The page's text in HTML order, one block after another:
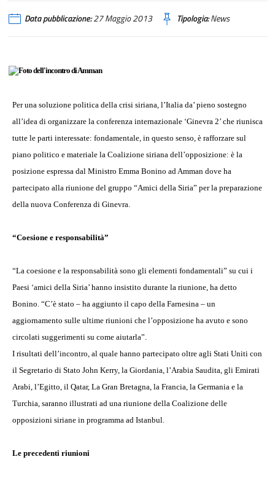
Data pubblicazione:27 Maggio 2013 Tipologia:News
Per una soluzione politica della crisi siriana, l’Italia da’ pieno sostegno
all’idea di organizzare la conferenza internazionale ‘Ginevra 2’ che riunisca
tutte le parti interessate: fondamentale, in questo senso, è rafforzare sul
piano politico e materiale la Coalizione siriana dell’opposizione: è la
posizione espressa dal Ministro Emma Bonino ad Amman dove ha
partecipato alla riunione del gruppo “Amici della Siria” per la preparazione
della nuova Conferenza di Ginevra.
“Coesione e responsabilità”
“La coesione e la responsabilità sono gli elementi fondamentali” su cui i
Paesi ‘amici della Siria’ hanno insistito durante la riunione, ha detto
Bonino. “C’è stato – ha aggiunto il capo della Farnesina – un
aggiornamento sulle ultime riunioni che l’opposizione ha avuto e sono
circolati suggerimenti su come aiutarla”.
I risultati dell’incontro, al quale hanno partecipato oltre agli Stati Uniti con
il Segretario di Stato John Kerry, la Giordania, l’Arabia Saudita, gli Emirati
Arabi, l’Egitto, il Qatar, La Gran Bretagna, la Francia, la Germania e la
Turchia, saranno illustrati ad una riunione della Coalizione delle
opposizioni siriane in programma ad Istanbul.
Le precedenti riunioni